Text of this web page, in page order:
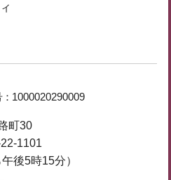
1000020290009
町30
1101
後5時15分）